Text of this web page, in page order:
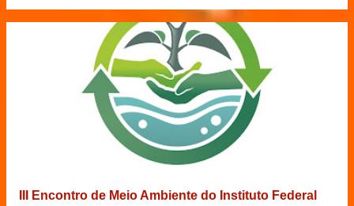
III Encontro de Meio Ambiente do Instituto Federal